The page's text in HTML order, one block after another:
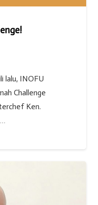
lalu, INOFU
Challenge
Ken.